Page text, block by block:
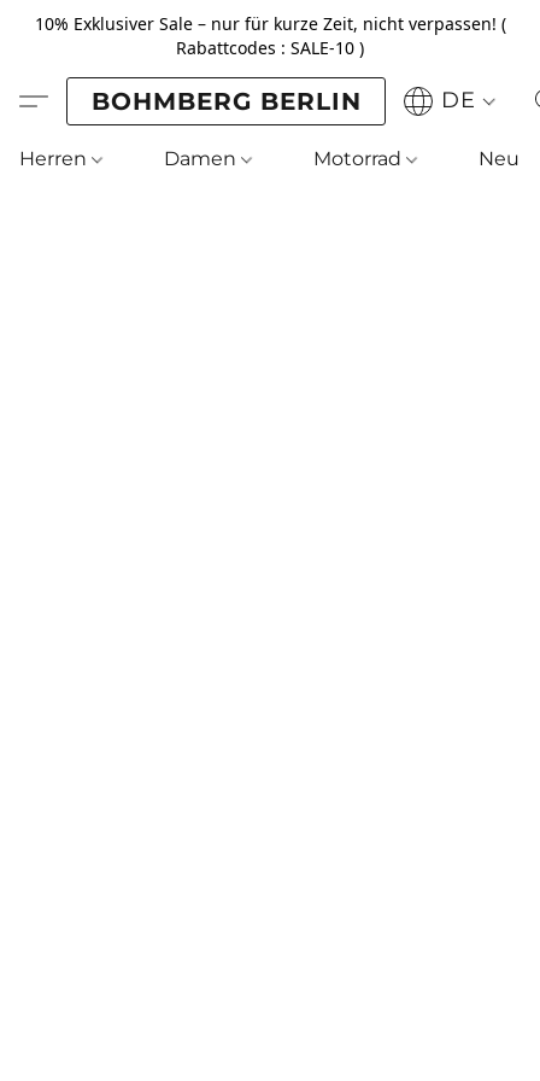
10% Exklusiver Sale – nur für kurze Zeit, nicht verpassen! (
Rabattcodes : SALE-10 )
BOHMBERG BERLIN DE
Herren Damen Motorrad Neu !